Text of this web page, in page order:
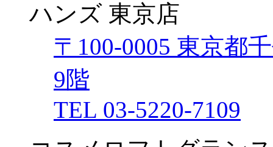
ハンズ 東京店
〒100-0005 東京都
9階
TEL 03-5220-7109